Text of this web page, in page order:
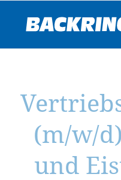
(m/w/
und